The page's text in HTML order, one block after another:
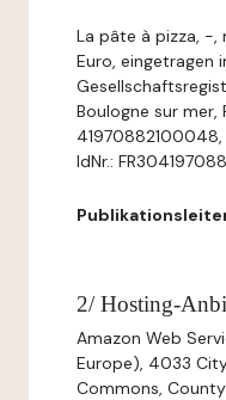
La pâte à pizza, -
Euro, eingetragen
Boulogne sur mer,
IdNr.:
2/ Hosting-
Amazon Web
Europe), 4033
Commons, County